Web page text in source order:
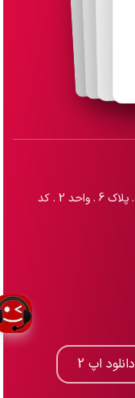
لرستان . خرم آباد . میدان شقایق . کوچه صنایع . پلاک 6 . واحد 2 . کد
دانلود اپ 2